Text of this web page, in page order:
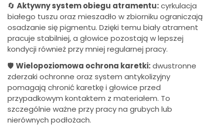
🔄 Aktywny system obiegu atramentu:cyrkulacja
białego tuszu oraz mieszadło w zbiorniku ograniczają
osadzanie się pigmentu. Dzięki temu biały atrament
pracuje stabilniej, a głowice pozostają w lepszej
kondycji również przy mniej regularnej pracy.
🛡️ Wielopoziomowa ochrona karetki:dwustronne
zderzaki ochronne oraz system antykolizyjny
pomagają chronić karetkę i głowice przed
przypadkowym kontaktem z materiałem. To
szczególnie ważne przy pracy na grubych lub
nierównych podłożach.